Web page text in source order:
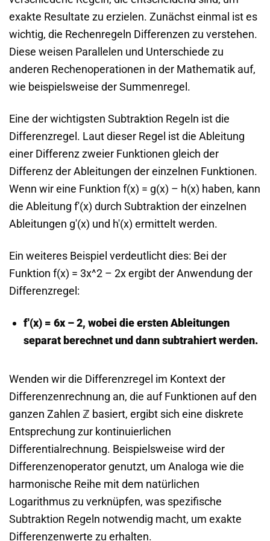
exakte Resultate zu erzielen. Zunächst einmal ist es
wichtig, die Rechenregeln Differenzen zu verstehen.
Diese weisen Parallelen und Unterschiede zu
anderen Rechenoperationen in der Mathematik auf,
wie beispielsweise der Summenregel.
Eine der wichtigsten Subtraktion Regeln ist die
Differenzregel. Laut dieser Regel ist die Ableitung
einer Differenz zweier Funktionen gleich der
Differenz der Ableitungen der einzelnen Funktionen.
Wenn wir eine Funktion f(x) = g(x) – h(x) haben, kann
die Ableitung f'(x) durch Subtraktion der einzelnen
Ableitungen g'(x) und h'(x) ermittelt werden.
Ein weiteres Beispiel verdeutlicht dies: Bei der
Funktion f(x) = 3x^2 – 2x ergibt der Anwendung der
Differenzregel:
f'(x) = 6x – 2, wobei die ersten Ableitungen
separat berechnet und dann subtrahiert werden.
Wenden wir die Differenzregel im Kontext der
Differenzenrechnung an, die auf Funktionen auf den
ganzen Zahlen ℤ basiert, ergibt sich eine diskrete
Entsprechung zur kontinuierlichen
Differentialrechnung. Beispielsweise wird der
Differenzenoperator genutzt, um Analoga wie die
harmonische Reihe mit dem natürlichen
Logarithmus zu verknüpfen, was spezifische
Subtraktion Regeln notwendig macht, um exakte
Differenzenwerte zu erhalten.